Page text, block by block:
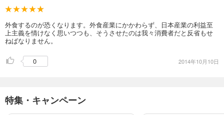
外食するのが恐くなります。外食産業にかかわらず、日本産業の利益至
上主義を情けなく思いつつも、そうさせたのは我々消費者だと反省もせ
ねばなりません。
0 2014年10月10日
特集・キャンペーン